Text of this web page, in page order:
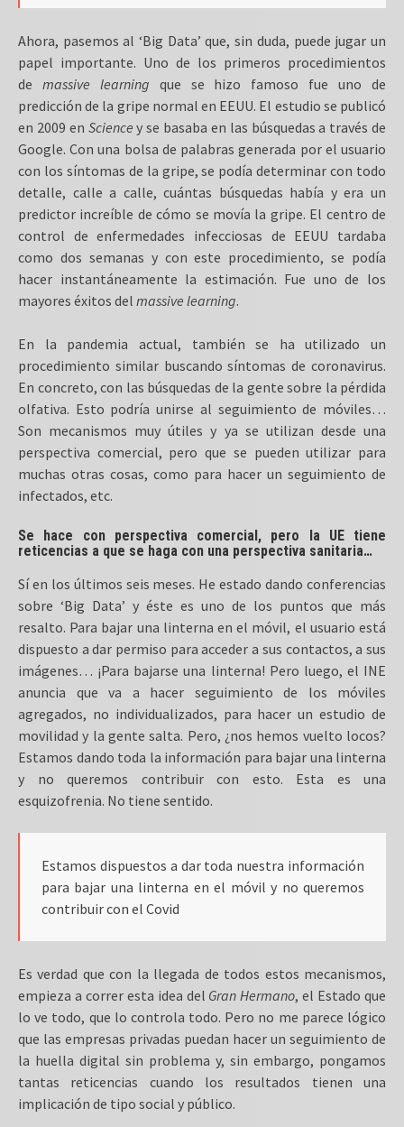
Ahora, pasemos al ‘Big Data’ que, sin duda, puede jugar un
papel importante. Uno de los primeros procedimientos
de massive learning que se hizo famoso fue uno de
predicción de la gripe normal en EEUU. El estudio se publicó
en 2009 en Science y se basaba en las búsquedas a través de
Google. Con una bolsa de palabras generada por el usuario
con los síntomas de la gripe, se podía determinar con todo
detalle, calle a calle, cuántas búsquedas había y era un
predictor increíble de cómo se movía la gripe. El centro de
control de enfermedades infecciosas de EEUU tardaba
como dos semanas y con este procedimiento, se podía
hacer instantáneamente la estimación. Fue uno de los
mayores éxitos del massive learning.
En la pandemia actual, también se ha utilizado un
procedimiento similar buscando síntomas de coronavirus.
En concreto, con las búsquedas de la gente sobre la pérdida
olfativa. Esto podría unirse al seguimiento de móviles…
Son mecanismos muy útiles y ya se utilizan desde una
perspectiva comercial, pero que se pueden utilizar para
muchas otras cosas, como para hacer un seguimiento de
infectados, etc.
Se hace con perspectiva comercial, pero la UE tiene
reticencias a que se haga con una perspectiva sanitaria…
Sí en los últimos seis meses. He estado dando conferencias
sobre ‘Big Data’ y éste es uno de los puntos que más
resalto. Para bajar una linterna en el móvil, el usuario está
dispuesto a dar permiso para acceder a sus contactos, a sus
imágenes… ¡Para bajarse una linterna! Pero luego, el INE
anuncia que va a hacer seguimiento de los móviles
agregados, no individualizados, para hacer un estudio de
movilidad y la gente salta. Pero, ¿nos hemos vuelto locos?
Estamos dando toda la información para bajar una linterna
y no queremos contribuir con esto. Esta es una
esquizofrenia. No tiene sentido.
Estamos dispuestos a dar toda nuestra información
para bajar una linterna en el móvil y no queremos
contribuir con el Covid
Es verdad que con la llegada de todos estos mecanismos,
empieza a correr esta idea del Gran Hermano, el Estado que
lo ve todo, que lo controla todo. Pero no me parece lógico
que las empresas privadas puedan hacer un seguimiento de
la huella digital sin problema y, sin embargo, pongamos
tantas reticencias cuando los resultados tienen una
implicación de tipo social y público.